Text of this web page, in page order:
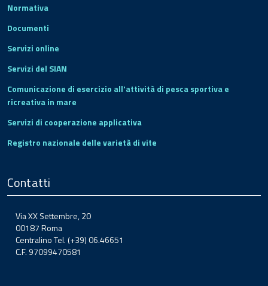
Normativa
Documenti
Servizi online
Servizi del SIAN
Comunicazione di esercizio all'attività di pesca sportiva e
ricreativa in mare
Servizi di cooperazione applicativa
Registro nazionale delle varietà di vite
Contatti
Via XX Settembre, 20
00187 Roma
Centralino Tel. (+39) 06.46651
C.F. 97099470581